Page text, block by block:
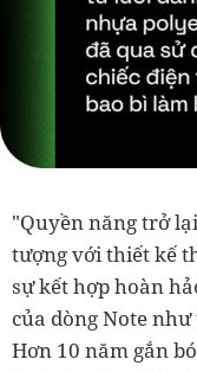
"Quyền năng trở
tượng với thiết kế
sự kết hợp hoàn
của dòng Note
Hơn 10 năm gắn